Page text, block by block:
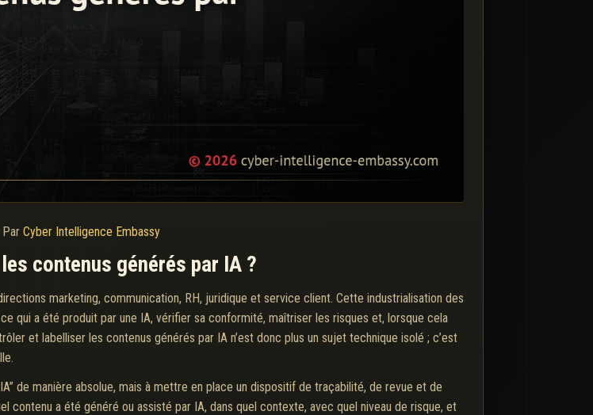
Par Cyber Intelligence Embassy
contenus générés par IA ?
marketing, communication, RH, juridique et service client. Cette industrialisation des
qui a été produit par une IA, vérifier sa conformité, maîtriser les risques et, lorsque cela
et labelliser les contenus générés par IA n’est donc plus un sujet technique isolé ; c’est
de manière absolue, mais à mettre en place un dispositif de traçabilité, de revue et de
contenu a été généré ou assisté par IA, dans quel contexte, avec quel niveau de risque, et